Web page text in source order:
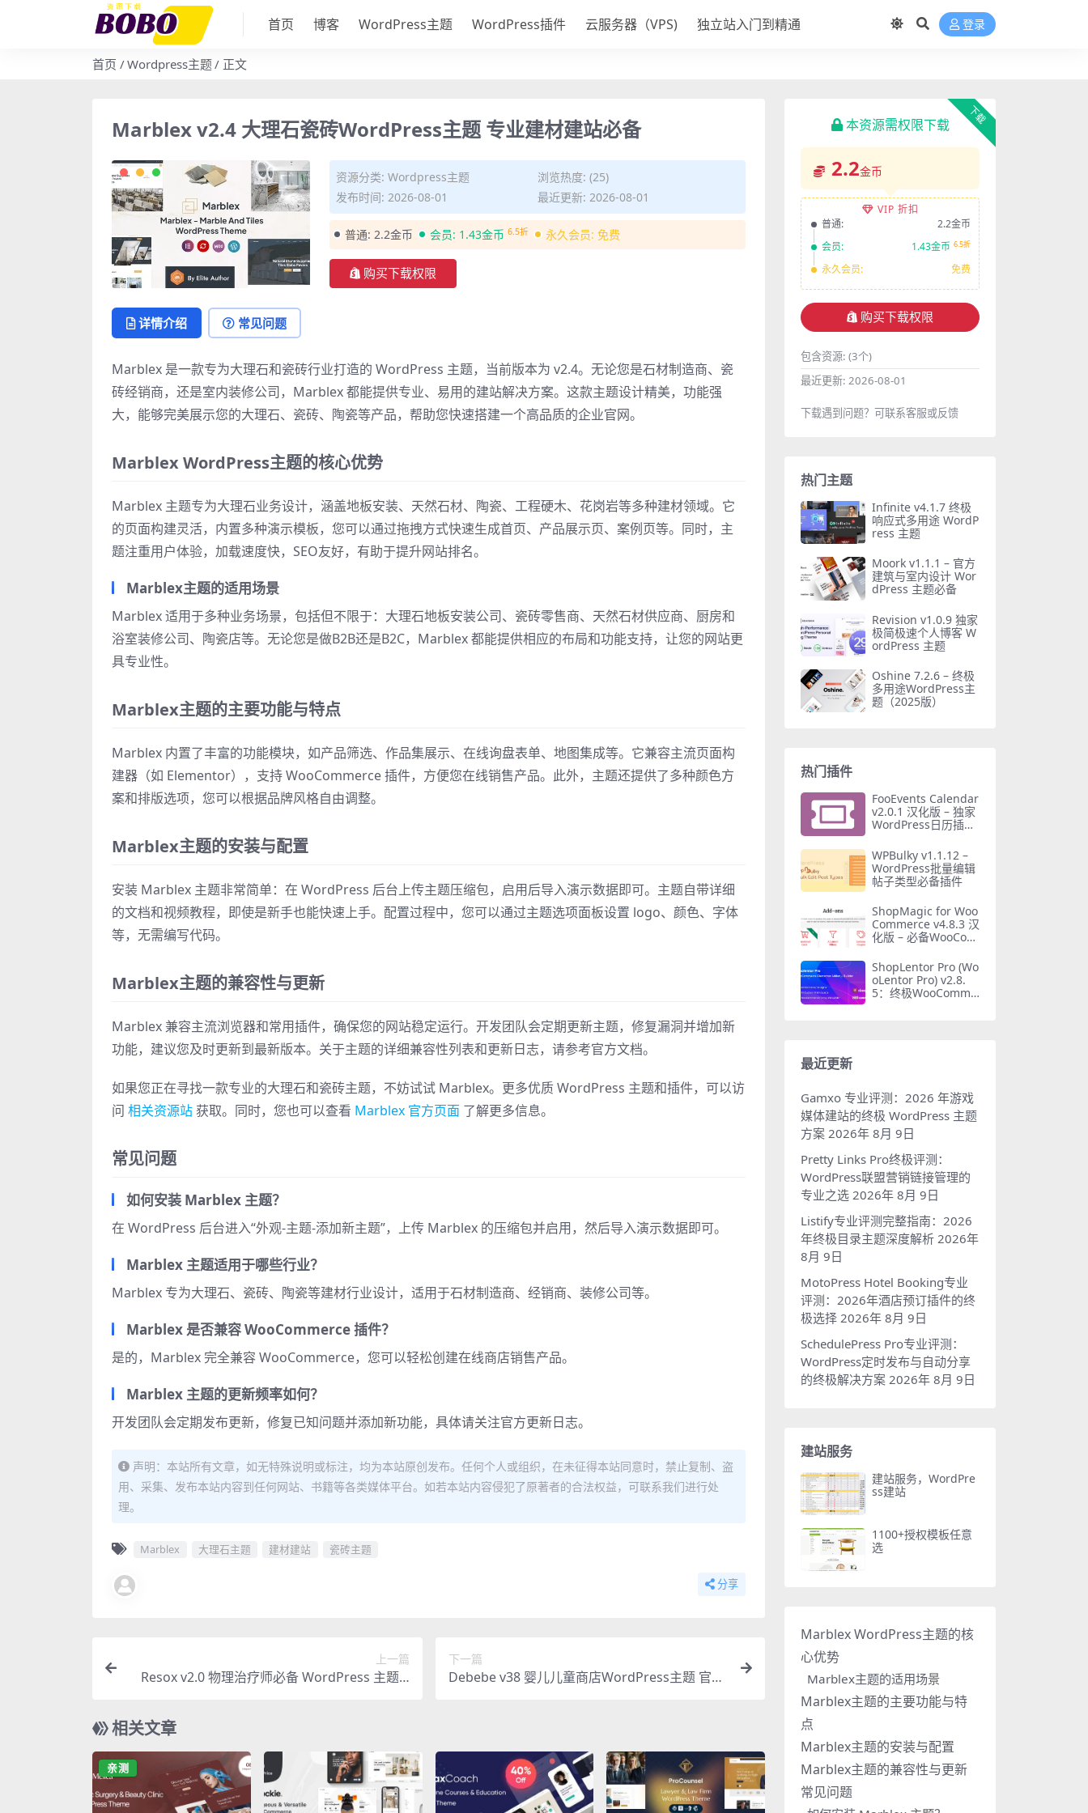
首页 博客 WordPress主题 WordPress插件 云服务器（VPS) 独立站入门到精通 登录
首页 Wordpress主题 正文
Marblex v2.4 大理石瓷砖WordPress主题 专业建材建站必备
资源分类: Wordpress主题
浏览热度: (25)
发布时间: 2026-08-01
最近更新: 2026-08-01
普通: 2.2金币 会员: 1.43金币 6.5折 永久会员: 免费
购买下载权限
详情介绍 常见问题
Marblex 是一款专为大理石和瓷砖行业打造的 WordPress 主题，当前版本为 v2.4。无论您是石材制造商、瓷
砖经销商，还是室内装修公司，Marblex 都能提供专业、易用的建站解决方案。这款主题设计精美，功能强
大，能够完美展示您的大理石、瓷砖、陶瓷等产品，帮助您快速搭建一个高品质的企业官网。
Marblex WordPress主题的核心优势
Marblex 主题专为大理石业务设计，涵盖地板安装、天然石材、陶瓷、工程硬木、花岗岩等多种建材领域。它
的页面构建灵活，内置多种演示模板，您可以通过拖拽方式快速生成首页、产品展示页、案例页等。同时，主
题注重用户体验，加载速度快，SEO友好，有助于提升网站排名。
Marblex主题的适用场景
Marblex 适用于多种业务场景，包括但不限于：大理石地板安装公司、瓷砖零售商、天然石材供应商、厨房和
浴室装修公司、陶瓷店等。无论您是做B2B还是B2C，Marblex 都能提供相应的布局和功能支持，让您的网站更
具专业性。
Marblex主题的主要功能与特点
Marblex 内置了丰富的功能模块，如产品筛选、作品集展示、在线询盘表单、地图集成等。它兼容主流页面构
建器（如 Elementor），支持 WooCommerce 插件，方便您在线销售产品。此外，主题还提供了多种颜色方
案和排版选项，您可以根据品牌风格自由调整。
Marblex主题的安装与配置
安装 Marblex 主题非常简单：在 WordPress 后台上传主题压缩包，启用后导入演示数据即可。主题自带详细
的文档和视频教程，即使是新手也能快速上手。配置过程中，您可以通过主题选项面板设置 logo、颜色、字体
等，无需编写代码。
Marblex主题的兼容性与更新
Marblex 兼容主流浏览器和常用插件，确保您的网站稳定运行。开发团队会定期更新主题，修复漏洞并增加新
功能，建议您及时更新到最新版本。关于主题的详细兼容性列表和更新日志，请参考官方文档。
如果您正在寻找一款专业的大理石和瓷砖主题，不妨试试 Marblex。更多优质 WordPress 主题和插件，可以访
问 相关资源站获取。同时，您也可以查看 Marblex 官方页面 了解更多信息。
常见问题
如何安装 Marblex 主题？
在 WordPress 后台进入“外观-主题-添加新主题”，上传 Marblex 的压缩包并启用，然后导入演示数据即可。
Marblex 主题适用于哪些行业？
Marblex 专为大理石、瓷砖、陶瓷等建材行业设计，适用于石材制造商、经销商、装修公司等。
Marblex 是否兼容 WooCommerce 插件？
是的，Marblex 完全兼容 WooCommerce，您可以轻松创建在线商店销售产品。
Marblex 主题的更新频率如何？
开发团队会定期发布更新，修复已知问题并添加新功能，具体请关注官方更新日志。
声明：本站所有文章，如无特殊说明或标注，均为本站原创发布。任何个人或组织，在未征得本站同意时，禁止复制、盗
用、采集、发布本站内容到任何网站、书籍等各类媒体平台。如若本站内容侵犯了原著者的合法权益，可联系我们进行处
理。
Marblex 大理石主题 建材建站 瓷砖主题
分享
上一篇
Resox v2.0 物理治疗师必备 WordPress 主题 |
下一篇
Debebe v38 婴儿儿童商店WordPress主题 官方
相关文章
亲测
下载
本资源需权限下载
2.2金币
VIP 折扣
普通:
2.2金币
会员:
1.43金币 6.5折
永久会员: 免费
购买下载权限
包含资源: (3个)
最近更新: 2026-08-01
下载遇到问题？可联系客服或反馈
热门主题
Infinite v4.1.7 终极
响应式多用途 WordP
ress 主题
Moork v1.1.1 – 官方
建筑与室内设计 Wor
dPress 主题必备
Revision v1.0.9 独家
极简极速个人博客 W
ordPress 主题
Oshine 7.2.6 – 终极
多用途WordPress主
题（2025版）
热门插件
FooEvents Calendar
v2.0.1 汉化版 – 独家
WordPress日历插件
WPBulky v1.1.12 –
WordPress批量编辑
帖子类型必备插件
ShopMagic for Woo
Commerce v4.8.3 汉
化版 – 必备WooCom
件
ShopLentor Pro (Wo
oLentor Pro) v2.8.
5：终极WooComme
最近更新
Gamxo 专业评测：2026 年游戏
媒体建站的终极 WordPress 主题
方案 2026年 8月 9日
Pretty Links Pro终极评测：
WordPress联盟营销链接管理的
专业之选 2026年 8月 9日
Listify专业评测完整指南：2026
年终极目录主题深度解析 2026年
8月 9日
MotoPress Hotel Booking专业
评测：2026年酒店预订插件的终
极选择 2026年 8月 9日
SchedulePress Pro专业评测：
WordPress定时发布与自动分享
的终极解决方案 2026年 8月 9日
建站服务
建站服务，WordPre
ss建站
1100+授权模板任意
选
Marblex WordPress主题的核
心优势
Marblex主题的适用场景
Marblex主题的主要功能与特
点
Marblex主题的安装与配置
Marblex主题的兼容性与更新
常见问题